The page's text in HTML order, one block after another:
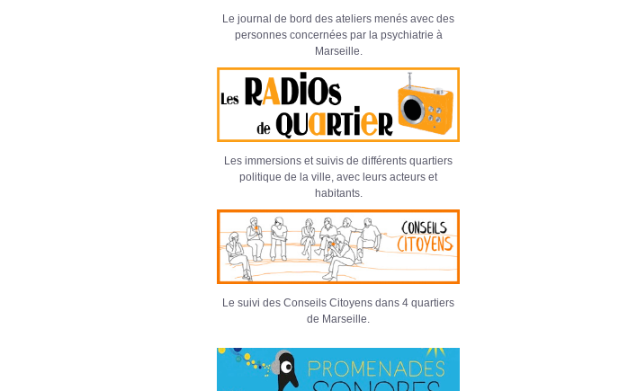
Le journal de bord des ateliers menés avec des
personnes concernées par la psychiatrie à
Marseille.
Les immersions et suivis de différents quartiers
politique de la ville, avec leurs acteurs et
habitants.
Le suivi des Conseils Citoyens dans 4 quartiers
de Marseille.